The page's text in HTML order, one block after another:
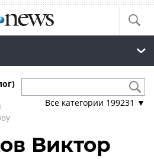
Все категории 199231 ▼
Виктор